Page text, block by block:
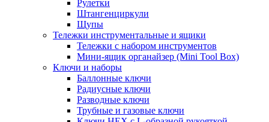
Рулетки
Штангенциркули
Щупы
Тележки инструментальные и ящики
Тележки с набором инструментов
Мини-ящик органайзер (Mini Tool Box)
Ключи и наборы
Баллонные ключи
Радиусные ключи
Разводные ключи
Трубные и газовые ключи